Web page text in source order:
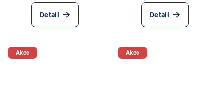
Detail Detail
Akce Akce